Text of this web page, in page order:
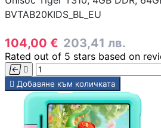
BVTAB20KIDS_BL_EU
104,00 € 203,41 лв.
Rated out of 5 stars based on
 
 Добавяне към количката